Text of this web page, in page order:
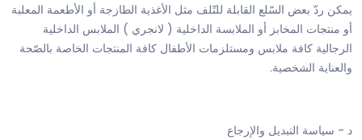
يمكن ردّ بعض السّلع القابلة للتّلف مثل الأغذية الطازجة أو الأطعمة المعلبة
أو منتجات المخابز أو الملابسة الداخلية ( لانجري ) الملابس الداخلية
الرجالية كافة ملابس ومستلزمات الأطفال كافة المنتجات الخاصة بالصّحة
والعناية الشخصية.
د - سياسة التبديل والإرجاع